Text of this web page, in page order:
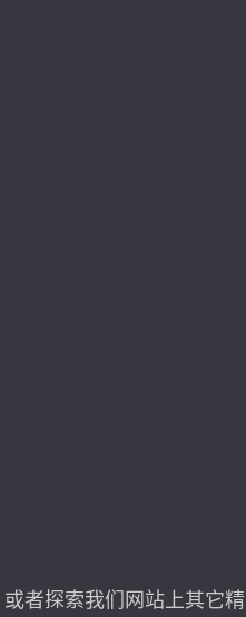
者探索我们网站上其它精